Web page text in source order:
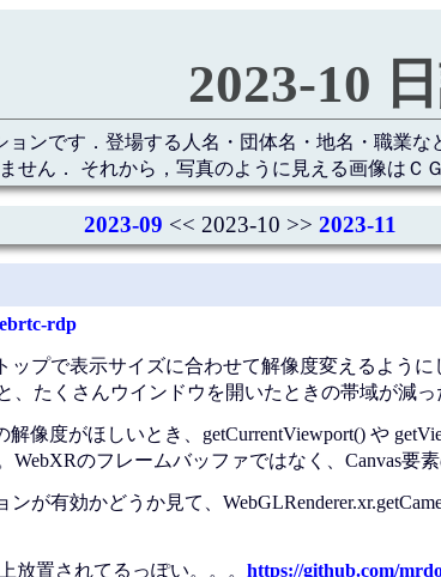
2023-10
ョンです．登場する人名・団体名・地名・職業
せん． それから，写真のように見える画像はＣ
2023-09 << 2023-10 >> 2023-11
rdp
ップで表示サイズに合わせて解像度変えるよう
、たくさんウインドウを開いたときの帯域が減っ
像度がほしいとき、getCurrentViewport() や
WebXRのフレームバッファではなく、Canvas要
が有効かどうか見て、
放置されてるっぽい。。。 https://github.com/